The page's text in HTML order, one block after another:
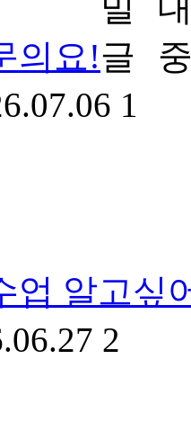
의요!
1
업 알고싶
2